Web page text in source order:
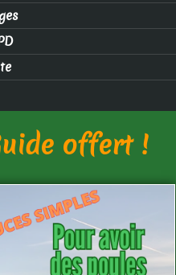
offert !